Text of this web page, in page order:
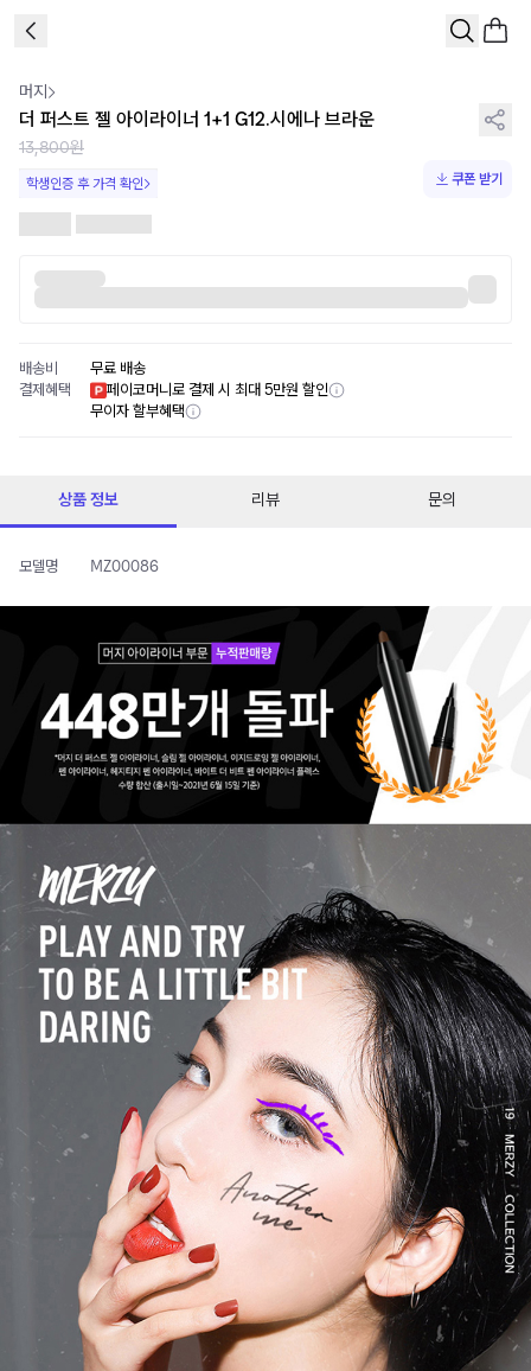
머지
더 퍼스트 젤 아이라이너 1+1 G12.시에나 브라운
13,800원
학생인증 후 가격 확인 쿠폰 받기
배송비
무료 배송
결제혜택
페이코머니로 결제 시 최대 5만원 할인
무이자 할부혜택
상품 정보 리뷰 문의
모델명 MZ00086